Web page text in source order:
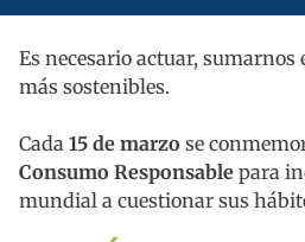
Es necesario actuar,
más sostenibles.
Cada 15 de marzo se
Consumo Responsable para
mundial a cuestionar sus